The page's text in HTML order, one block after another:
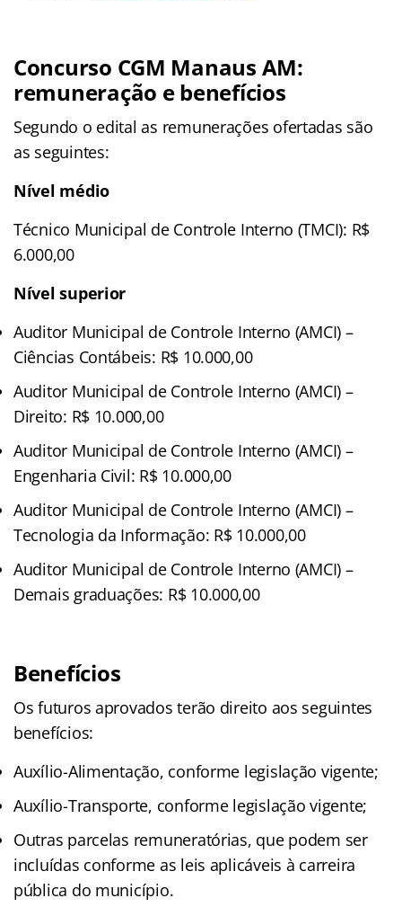
Concurso CGM Manaus AM:
remuneração e benefícios
Segundo o edital as remunerações ofertadas são
as seguintes:
Nível médio
Técnico Municipal de Controle Interno (TMCI): R$
6.000,00
Nível superior
Auditor Municipal de Controle Interno (AMCI) –
Ciências Contábeis: R$ 10.000,00
Auditor Municipal de Controle Interno (AMCI) –
Direito: R$ 10.000,00
Auditor Municipal de Controle Interno (AMCI) –
Engenharia Civil: R$ 10.000,00
Auditor Municipal de Controle Interno (AMCI) –
Tecnologia da Informação: R$ 10.000,00
Auditor Municipal de Controle Interno (AMCI) –
Demais graduações: R$ 10.000,00
Benefícios
Os futuros aprovados terão direito aos seguintes
benefícios:
Auxílio-Alimentação, conforme legislação vigente;
Auxílio-Transporte, conforme legislação vigente;
Outras parcelas remuneratórias, que podem ser
incluídas conforme as leis aplicáveis à carreira
pública do município.